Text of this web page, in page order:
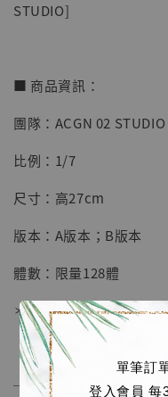
單筆訂
登入會員 每
【店內現貨】
NT$ 1,500
NT$ 1,870
STUDIO]
■ 商品資訊：
團隊：ACGN 02 STUDIO
比例：1/7
尺寸：高27cm
版本：A版本；B版本
體數：限量128體
＊AB版本僅臉部妝及水